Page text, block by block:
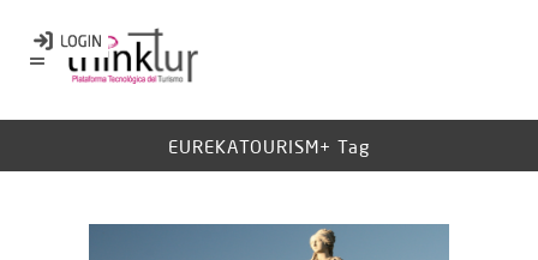
EUREKATOURISM+ Tag